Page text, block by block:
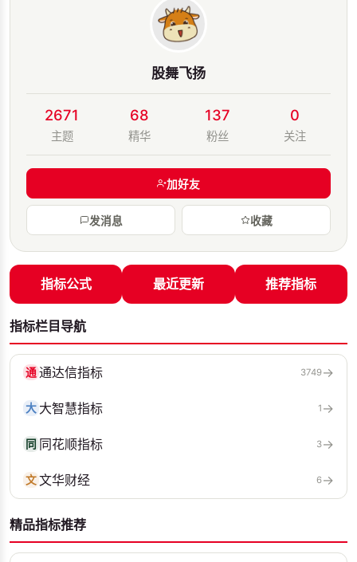
股舞飞扬
2671
主题
68
精华
137
粉丝
0
关注
加好友
发消息 收藏
指标公式 最近更新 推荐指标
指标栏目导航
通通达信指标 3749→
大 大智慧指标 1 →
同 同花顺指标 3→
文文华财经 6→
精品指标推荐